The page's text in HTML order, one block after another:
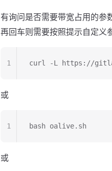
有询问是否需要带宽占用的参
再回车则需要按照提示自定义
curl -L https://
1
或
bash oalive.sh
1
或